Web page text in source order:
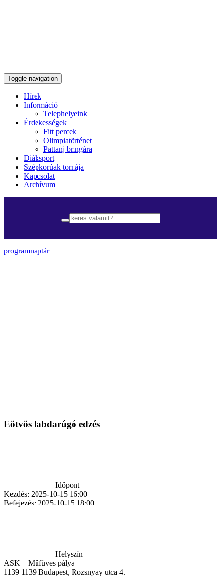
Toggle navigation
Hírek
Információ
Telephelyeink
Érdekességek
Fitt percek
Olimpiatörténet
Pattanj bringára
Diáksport
Szépkorúak tornája
Kapcsolat
Archívum
programnaptár
Eötvös labdarúgó edzés
Időpont
Kezdés: 2025-10-15 16:00
Befejezés: 2025-10-15 18:00
Helyszín
ASK – Műfüves pálya
1139 1139 Budapest, Rozsnyay utca 4.